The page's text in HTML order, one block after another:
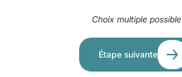
Choix multiple possible
Étape suivante